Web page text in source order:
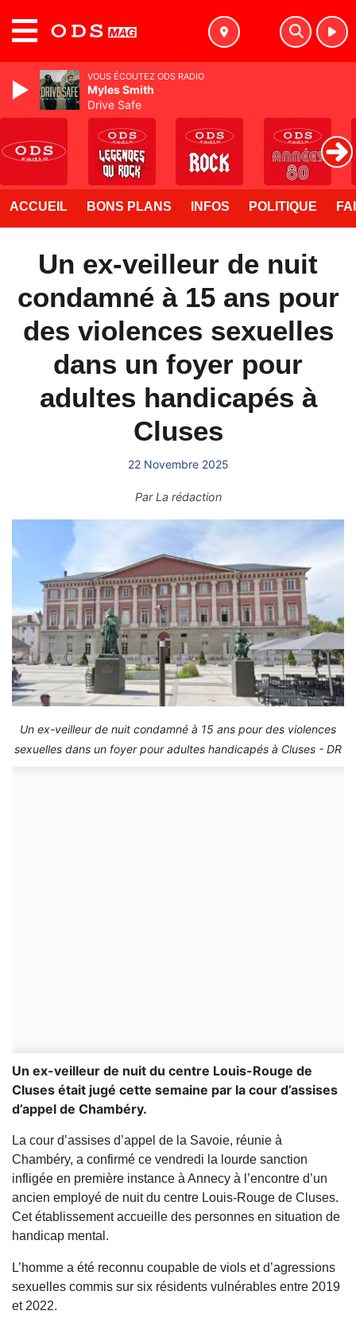
ACCUEIL BONS PLANS INFOS POLITIQUE
Un ex-veilleur de nuit
condamné à 15 ans pour
des violences sexuelles
dans un foyer pour
adultes handicapés à
Cluses
22 Novembre 2025
ParLa rédaction
Un ex-veilleur de nuit condamné à 15 ans pour des violences
sexuelles dans un foyer pour adultes handicapés à Cluses - DR
Un ex-veilleur de nuit du centre Louis-Rouge de
Cluses était jugé cette semaine par la cour d’assises
d’appel de Chambéry.
La cour d’assises d’appel de la Savoie, réunie à
Chambéry, a confirmé ce vendredi la lourde sanction
infligée en première instance à Annecy à l’encontre d’un
ancien employé de nuit du centre Louis-Rouge de Cluses.
Cet établissement accueille des personnes en situation de
handicap mental.
L’homme a été reconnu coupable de viols et d’agressions
sexuelles commis sur six résidents vulnérables entre 2019
et 2022.
VOUS ÉCOUTEZ ODS RADIO
Myles Smith
Drive Safe